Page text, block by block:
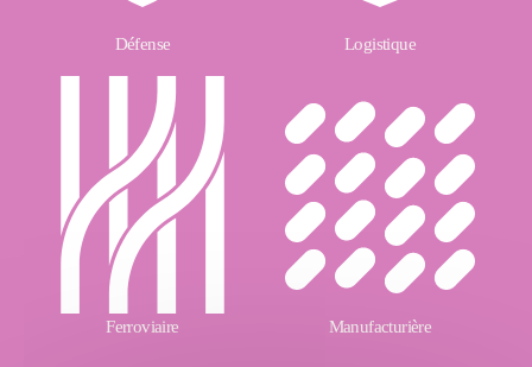
Défense Logistique
Ferroviaire Manufacturière